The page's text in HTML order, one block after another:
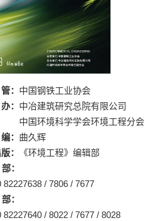
： 中国钢铁工业协会
： 中冶建筑研究总院有限公司
中国环境科学学会环境工程分会
： 曲久辉
：
《环境工程》编辑部
：
82227638 / 7806 / 7677
：
82227640 / 8022 / 7677 / 8028